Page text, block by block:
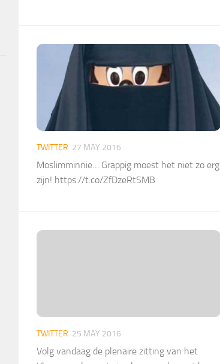
TWITTER 27 MAY 2016
Moslimminnie… Grappig moest het niet zo erg
zijn! https://t.co/ZfDzeRtSMB
TWITTER 25 MAY 2016
Volg vandaag de plenaire zitting van het